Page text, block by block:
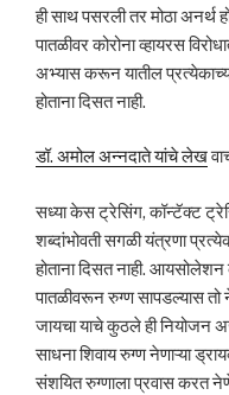
ही साथ पसरली तर मोठा अनर्थ
पातळीवर कोरोना व्हायरस
अभ्यास करून यातील प्रत्येकाच्या
होताना दिसत नाही.
डॉ. अमोल अन्नदाते यांचे लेख
सध्या केस ट्रेसिंग, कॉन्टॅक्ट
शब्दांभोवती सगळी यंत्रणा
होताना दिसत नाही.
पातळीवरून रुग्ण सापडल्यास तो
जायचा याचे कुठले ही नियोजन
साधना शिवाय रुग्ण नेणाऱ्या
संशयित रुग्णाला प्रवास करत